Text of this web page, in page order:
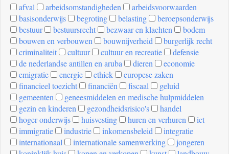
[invalid
name]
afval arbeidsomstandigheden
arbeidsvoorwaarden
basisonderwijs
begroting belasting
beroepsonderwijs
bestuur
bestuursrecht bezwaar en klachten
bodem
bouwen en verbouwen
bouwnijverheid
burgerlijk recht
criminaliteit
cultuur cultuur en recreatie
defensie
de nederlandse antillen en aruba
dieren
economie
emigratie
energie ethiek
europese zaken
financieel toezicht
financiën fiscaal
geluid
gemeenten
geneesmiddelen en medische hulpmiddelen
gezin en kinderen
gezondheidsrisico's
handel
hoger onderwijs
huisvesting huren en verhuren
ict
immigratie
industrie inkomensbeleid
integratie
internationaal
internationale samenwerking
jongeren